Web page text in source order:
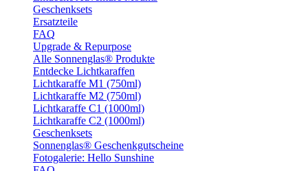
Geschenksets
Ersatzteile
FAQ
Upgrade & Repurpose
Alle Sonnenglas® Produkte
Entdecke Lichtkaraffen
Lichtkaraffe M1 (750ml)
Lichtkaraffe M2 (750ml)
Lichtkaraffe C1 (1000ml)
Lichtkaraffe C2 (1000ml)
Geschenksets
Sonnenglas® Geschenkgutscheine
Fotogalerie: Hello Sunshine